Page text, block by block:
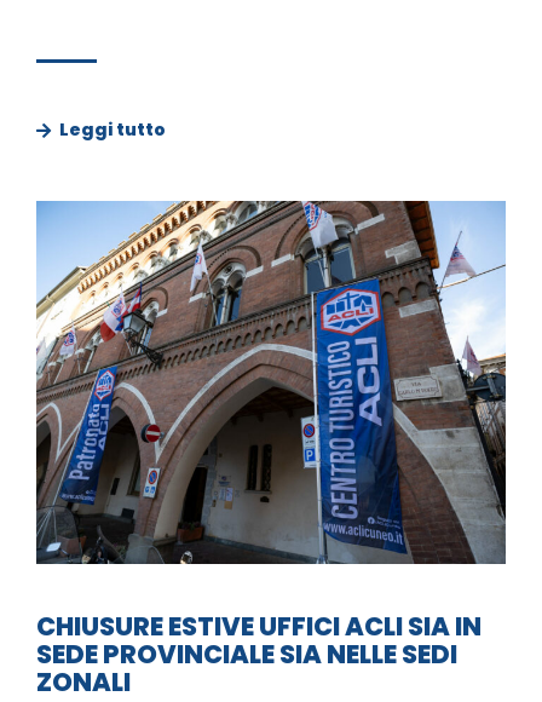
Leggi tutto
CHIUSURE ESTIVE UFFICI ACLI SIA IN
SEDE PROVINCIALE SIA NELLE SEDI
ZONALI